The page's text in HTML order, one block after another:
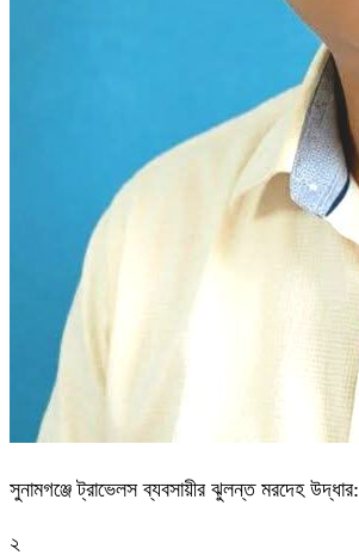
সুনামগঞ্জে ট্রাভেলস ব্যবসায়ীর ঝুলন্ত মরদেহ উদ্ধার:
২